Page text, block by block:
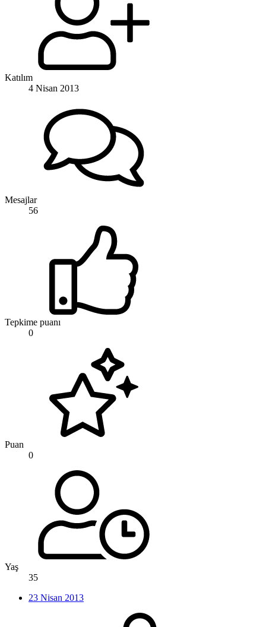
Katılım
4 Nisan 2013
Mesajlar
56
Tepkime puanı
0
Puan
0
Yaş
35
23 Nisan 2013